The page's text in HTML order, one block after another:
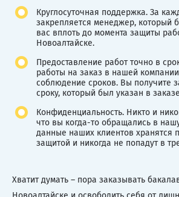
Круглосуточная поддержка. За
закрепляется менеджер, который
вас вплоть до момента защиты
Новоалтайске.
Предоставление работ точно в
работы на заказ в нашей компании
соблюдение сроков. Вы получите
сроку, который был указан в
Конфиденциальность. Никто и
что вы когда-то обращались в
данные наших клиентов хранятся
защитой и никогда не попадут в
Хватит думать – пора заказывать